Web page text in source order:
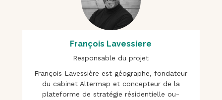
François Lavessiere
Responsable du projet
François Lavessière est géographe, fondateur
du cabinet Altermap et concepteur de la
plateforme de stratégie résidentielle ou-